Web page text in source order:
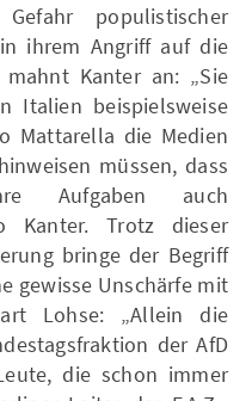
populistischer
ihrem Angriff auf die
mahnt Kanter an: „Sie
Italien beispielsweise
Mattarella die Medien
müssen, dass
Aufgaben auch
Kanter. Trotz dieser
bringe der Begriff
gewisse Unschärfe mit
Lohse: „Allein die
der AfD
die schon immer